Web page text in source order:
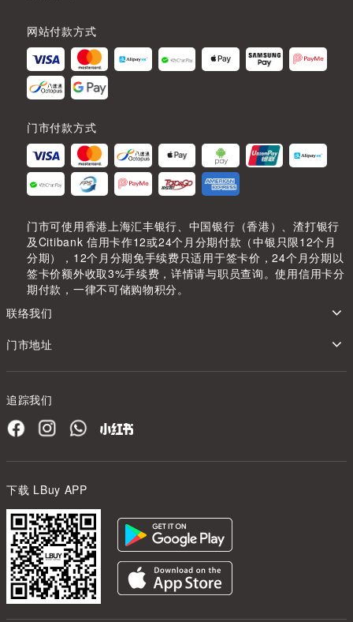
网站付款方式
门市付款方式
门市可使用香港上海汇丰银行、中国银行（香港）、渣打银行
及Citibank 信用卡作12或24个月分期付款（中银只限12个月
分期），12个月分期免手续费只适用于签卡价，24个月分期以
签卡价额外收取3%手续费，详情请与职员查询。使用信用卡分
期付款，一律不可储购物积分。
联络我们
门市地址
追踪我们
下载 LBuy APP